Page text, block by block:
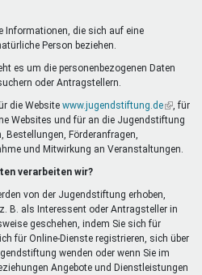
Informationen, die sich auf eine
Person beziehen.
es um die personenbezogenen Daten
oder Antragstellern.
die Website www.jugendstiftung.de(Link
ist
, für
Websites und für an die Jugendstiftung
Bestellungen, Förderanfragen,
und Mitwirkung an Veranstaltungen.
verarbeiten wir?
von der Jugendstiftung erhoben,
B. als Interessent oder Antragsteller in
geschehen, indem Sie sich für
für Online-Dienste registrieren, sich über
wenden oder wenn Sie im
Angebote und Dienstleistungen